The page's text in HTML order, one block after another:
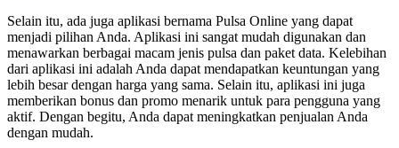
Selain itu, ada juga aplikasi bernama Pulsa Online yang dapat
menjadi pilihan Anda. Aplikasi ini sangat mudah digunakan dan
menawarkan berbagai macam jenis pulsa dan paket data. Kelebihan
dari aplikasi ini adalah Anda dapat mendapatkan keuntungan yang
lebih besar dengan harga yang sama. Selain itu, aplikasi ini juga
memberikan bonus dan promo menarik untuk para pengguna yang
aktif. Dengan begitu, Anda dapat meningkatkan penjualan Anda
dengan mudah.